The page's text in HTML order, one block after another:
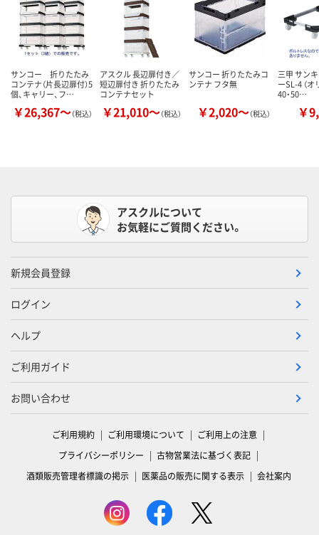
サンコー 折りたたみ
コンテナ（片長辺扉付）5
個、キャリー、フ…
￥26,367～（税込）
アスクル 長辺扉付き／
短辺扉付き 折りたたみ
コンテナセット
￥21,010～（税込）
サンコー 折りたたみコ
ンテナ フタ無
￥2,020～（税込）
三甲 サン
ーSL-4 （オ
40・50…
￥
アスクルについて
お気軽にご質問ください。
新規会員登録
ログイン
ヘルプ
ご利用ガイド
お問い合わせ
ご利用規約 ご利用環境について
ご利用上の注意
プライバシーポリシー
古物営業法に基づく表記
酒類販売管理者標識の掲示
医薬品の販売に関する表示 会社案内